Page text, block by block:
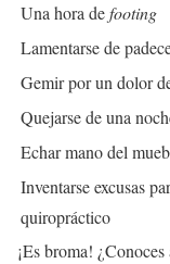
Una hora defooting
Lamentarse de
Gemir por un dolor
Quejarse de una
Echar mano del
Inventarse excusas
quiropráctico
¡Es broma!